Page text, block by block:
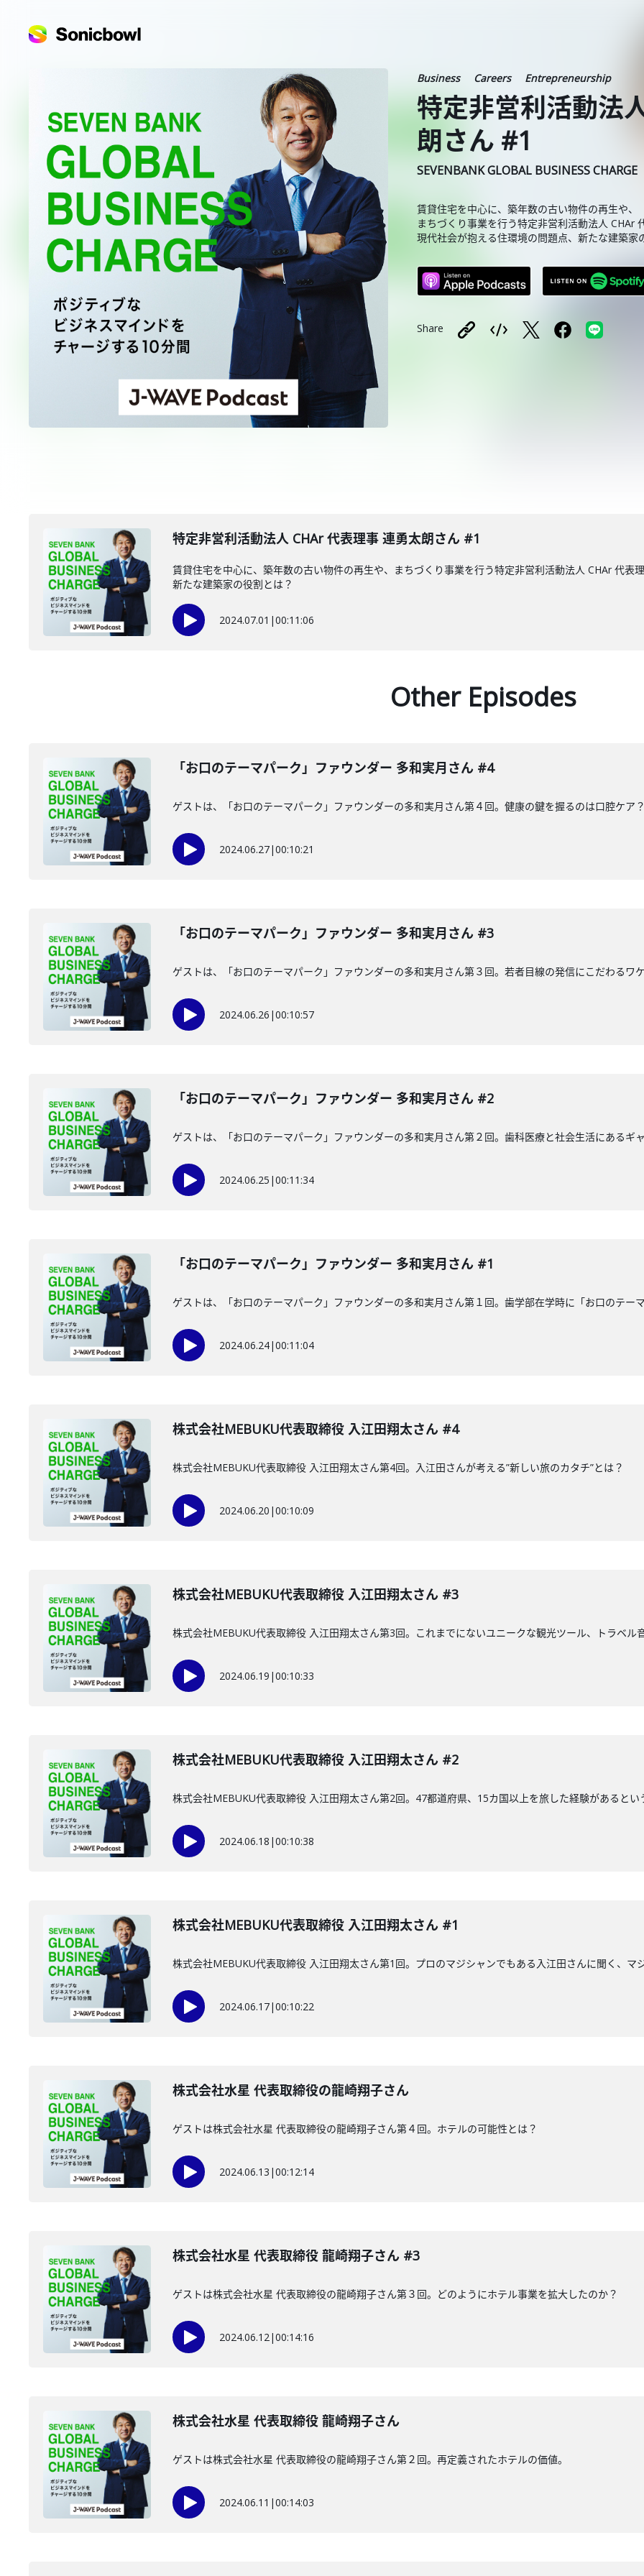
Business Careers Entrepreneurship
特定非営利活動法
朗さん #1
SEVENBANK GLOBAL BUSINESS CHARGE
賃貸住宅を中心に、築年数の古い物件の再生や、
まちづくり事業を行う特定非営利活動法人 CHAr
現代社会が抱える住環境の問題点、新たな建築家
Share
特定非営利活動法人 CHAr 代表理事 連勇太朗さん #1
賃貸住宅を中心に、築年数の古い物件の再生や、まちづくり事業を行う特定非営利活動法人 CHAr 代
新たな建築家の役割とは？
2024.07.01 |00:11:06
Other Episodes
「お口のテーマパーク」ファウンダー 多和実月さん #4
ゲストは、「お口のテーマパーク」ファウンダーの多和実月さん第４回。健康の鍵を握るのは口腔ケア
2024.06.27|00:10:21
「お口のテーマパーク」ファウンダー 多和実月さん #3
ゲストは、「お口のテーマパーク」ファウンダーの多和実月さん第３回。若者目線の発信にこだわるワ
2024.06.26 |00:10:57
「お口のテーマパーク」ファウンダー 多和実月さん #2
ゲストは、「お口のテーマパーク」ファウンダーの多和実月さん第２回。歯科医療と社会生活にあるギ
2024.06.25 |00:11:34
「お口のテーマパーク」ファウンダー 多和実月さん #1
ゲストは、「お口のテーマパーク」ファウンダーの多和実月さん第１回。歯学部在学時に「お口のテー
2024.06.24|00:11:04
株式会社MEBUKU代表取締役 入江田翔太さん #4
株式会社MEBUKU代表取締役 入江田翔太さん第4回。入江田さんが考える”新しい旅のカタチ”とは？
2024.06.20 |00:10:09
株式会社MEBUKU代表取締役 入江田翔太さん #3
株式会社MEBUKU代表取締役 入江田翔太さん第3回。これまでにないユニークな観光ツール、トラベル
2024.06.19 |00:10:33
株式会社MEBUKU代表取締役 入江田翔太さん #2
株式会社MEBUKU代表取締役 入江田翔太さん第2回。47都道府県、15カ国以上を旅した経験があると
2024.06.18 |00:10:38
株式会社MEBUKU代表取締役 入江田翔太さん #1
株式会社MEBUKU代表取締役 入江田翔太さん第1回。プロのマジシャンでもある入江田さんに聞く、マ
2024.06.17|00:10:22
株式会社水星 代表取締役の龍崎翔子さん
ゲストは株式会社水星 代表取締役の龍崎翔子さん第４回。ホテルの可能性とは？
2024.06.13 |00:12:14
株式会社水星 代表取締役 龍崎翔子さん #3
ゲストは株式会社水星 代表取締役の龍崎翔子さん第３回。どのようにホテル事業を拡大したのか？
2024.06.12|00:14:16
株式会社水星 代表取締役 龍崎翔子さん
ゲストは株式会社水星 代表取締役の龍崎翔子さん第２回。再定義されたホテルの価値。
2024.06.11 |00:14:03